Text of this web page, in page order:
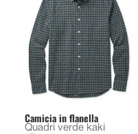
Camicia in flanella
Quadri verde kaki